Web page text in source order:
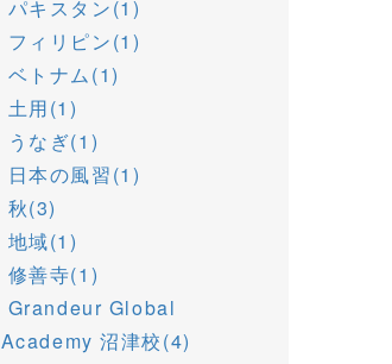
パキスタン(1)
フィリピン(1)
ベトナム(1)
土用(1)
うなぎ(1)
日本の風習(1)
秋(3)
地域(1)
修善寺(1)
Grandeur Global
Academy 沼津校(4)